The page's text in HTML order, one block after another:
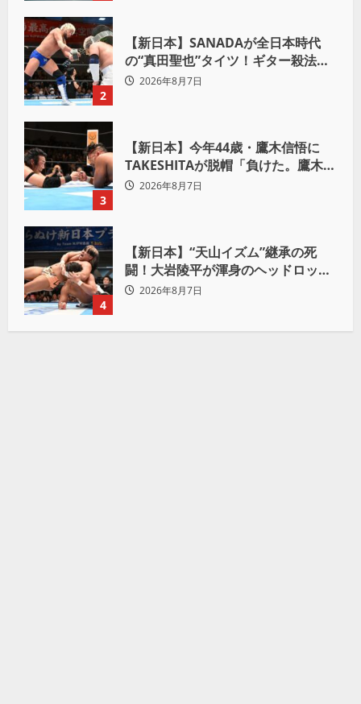
2
【新日本】SANADAが全日本時代
の“真田聖也”タイツ！ギター殺法で
Yuto-IceをKO「俺と闘う時は考え
2026年8月7日
3
【新日本】今年44歳・鷹木信悟に
TAKESHITAが脱帽「負けた。鷹木信
悟、強いわ！」
2026年8月7日
4
【新日本】“天山イズム”継承の死
闘！大岩陵平が渾身のヘッドロック
で後藤洋央紀からタップ奪取 執念の
2026年8月7日